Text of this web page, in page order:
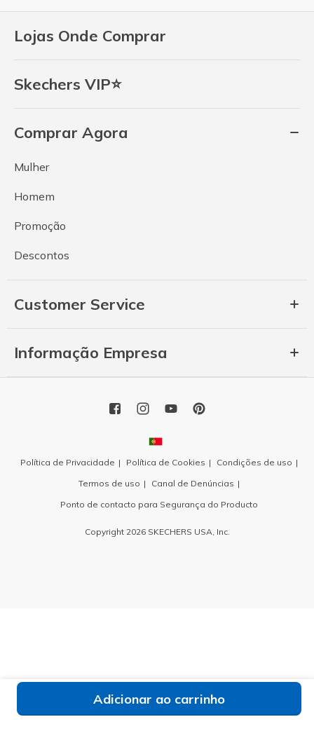
Adicionar ao carrinho
Lojas Onde Comprar
Skechers VIP⭐
Comprar Agora
Mulher
Homem
Promoção
Descontos
Customer Service
Informação Empresa
Política de Privacidade Política de Cookies
Condições de uso
Termos de uso
Canal de Denúncias
Ponto de contacto para Segurança do Producto
Copyright 2026 SKECHERS USA, Inc.